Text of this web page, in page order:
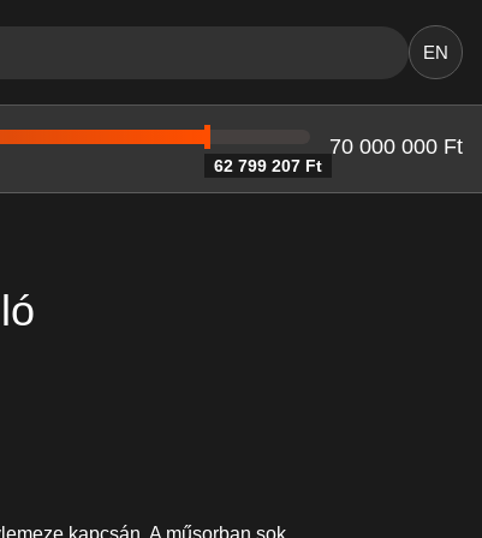
EN
62 799 207 Ft
70 000 000 Ft
kapcsán. A műsorban sok